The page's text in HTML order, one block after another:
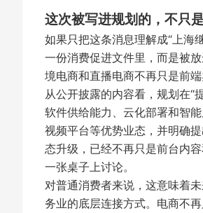
这次被写进规划的，不只
如果只把这条消息理解成“上海
一份消费促进文件里，而是被
境电商和直播电商不再只是前
从公开披露的内容看，规划在“
软件供给能力、云化部署和智
视频平台等优势业态，并明确
态升级，已经不再只是前台内
一张桌子上讨论。
对普通消费者来说，这意味着
务业的底层连接方式。电商不